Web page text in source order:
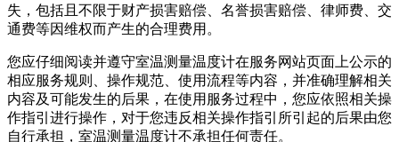
失，包括且不限于财产损害赔偿、名誉损害赔偿、律师费、交
通费等因维权而产生的合理费用。
您应仔细阅读并遵守室温测量温度计在服务网站页面上公示的
相应服务规则、操作规范、使用流程等内容，并准确理解相关
内容及可能发生的后果，在使用服务过程中，您应依照相关操
作指引进行操作，对于您违反相关操作指引所引起的后果由您
自行承担， 室温测量温度计不承担任何责任。